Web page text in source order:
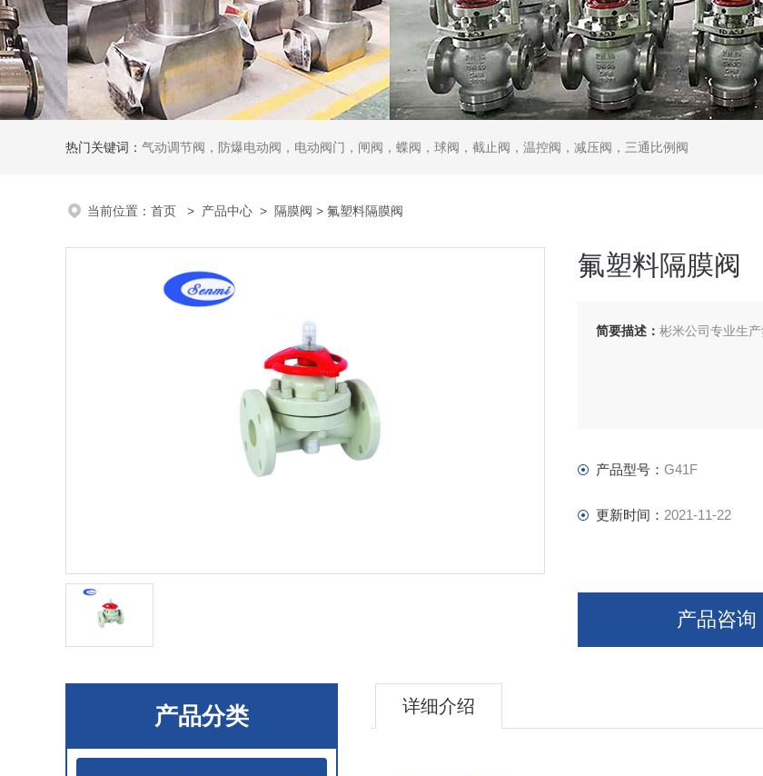
热门关键词： 气动调节阀，防爆电动阀，电动阀门，闸阀，蝶阀，球阀，截止阀，温控阀，减压阀，三通比例阀
当前位置： 首页 > 产品中心 > 隔膜阀 > 氟塑料隔膜阀
氟塑料隔膜阀
简要描述： 彬米公司专业生
产品型号： G41F
更新时间： 2021-11-22
产品咨询
产品分类 详细介绍